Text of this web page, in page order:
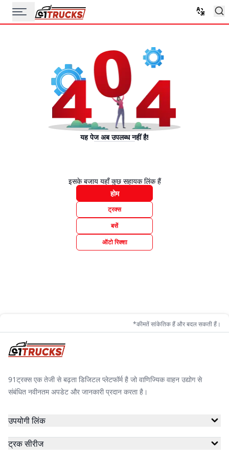
यह पेज अब उपलब्ध नहीं है!
इसके बजाय यहाँ कुछ सहायक लिंक हैं
होम
ट्रक्स
बसें
ऑटो रिक्शा
*कीमतें सांकेतिक हैं और बदल सकती हैं।
91ट्रक्स एक तेजी से बढ़ता डिजिटल प्लेटफॉर्म है जो वाणिज्यिक वाहन उद्योग से
संबंधित नवीनतम अपडेट और जानकारी प्रदान करता है।
उपयोगी लिंक
ट्रक सीरीज